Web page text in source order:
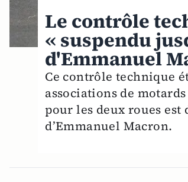
Le contrôle
« suspendu
d'Emmanuel
Ce contrôle technique
associations de
pour les deux roues est
d’Emmanuel Macron.